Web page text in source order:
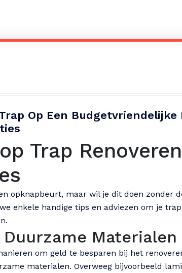
Op Een
Trap
opknapbeurt, maar wil je dit doen zonder
enkele handige tips en adviezen om je
Duurzame Materialen
om geld te besparen bij het
materialen. Overweeg bijvoorbeeld